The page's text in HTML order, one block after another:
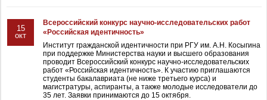
15
окт
Всероссийский конкурс научно-исследовательских работ
«Российская идентичность»
Институт гражданской идентичности при РГУ им. А.Н. Косыгина
при поддержке Министерства науки и высшего образования
проводит Всероссийский конкурс научно-исследовательских
работ «Российская идентичность». К участию приглашаются
студенты бакалавриата (не ниже третьего курса) и
магистратуры, аспиранты, а также молодые исследователи до
35 лет. Заявки принимаются до 15 октября.